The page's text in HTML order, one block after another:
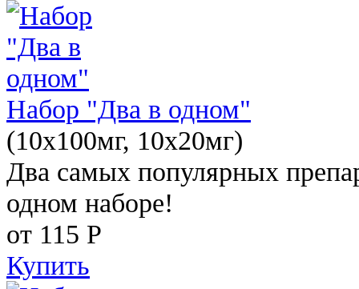
Набор "Два в одном"
(10x100мг, 10x20мг)
Два самых популярных
одном наборе!
от 115 Р
Купить